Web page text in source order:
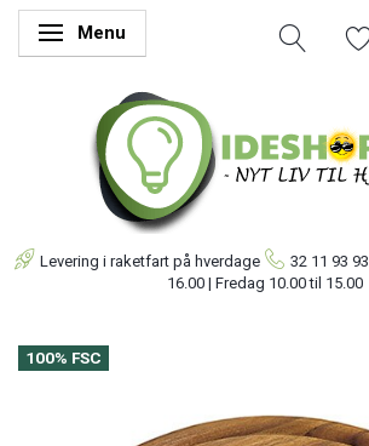
Skifte navigation
Menu
Levering i raketfart på hverdage 32 11 93 93
16.00 | Fredag 10.00 til 15.00
100% FSC